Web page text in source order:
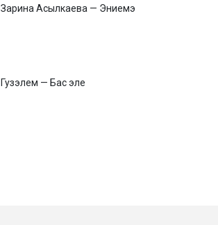
Зарина Асылкаева — Эниемэ
Гузэлем — Бас эле